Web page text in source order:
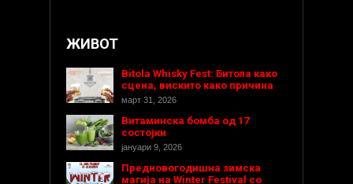
ЖИВОТ
Bitola Whisky Fest: Битола како
сцена, вискито како причина
март 31, 2026
Витаминска бомба од 17
состојки
јануари 9, 2026
Предновогодишнa зимска
магија на Winter Festival со